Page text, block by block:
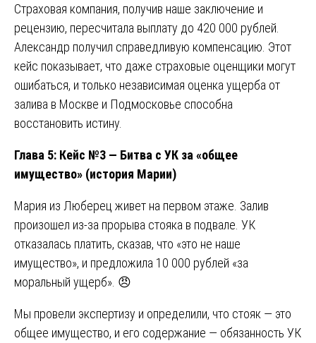
Страховая компания, получив наше заключение и
рецензию, пересчитала выплату до 420 000 рублей.
Александр получил справедливую компенсацию. Этот
кейс показывает, что даже страховые оценщики могут
ошибаться, и только независимая оценка ущерба от
залива в Москве и Подмосковье способна
восстановить истину.
Глава 5: Кейс №3 — Битва с УК за «общее
имущество» (история Марии)
Мария из Люберец живет на первом этаже. Залив
произошел из-за прорыва стояка в подвале. УК
отказалась платить, сказав, что «это не наше
имущество», и предложила 10 000 рублей «за
моральный ущерб». 😠
Мы провели экспертизу и определили, что стояк — это
общее имущество, и его содержание — обязанность УК